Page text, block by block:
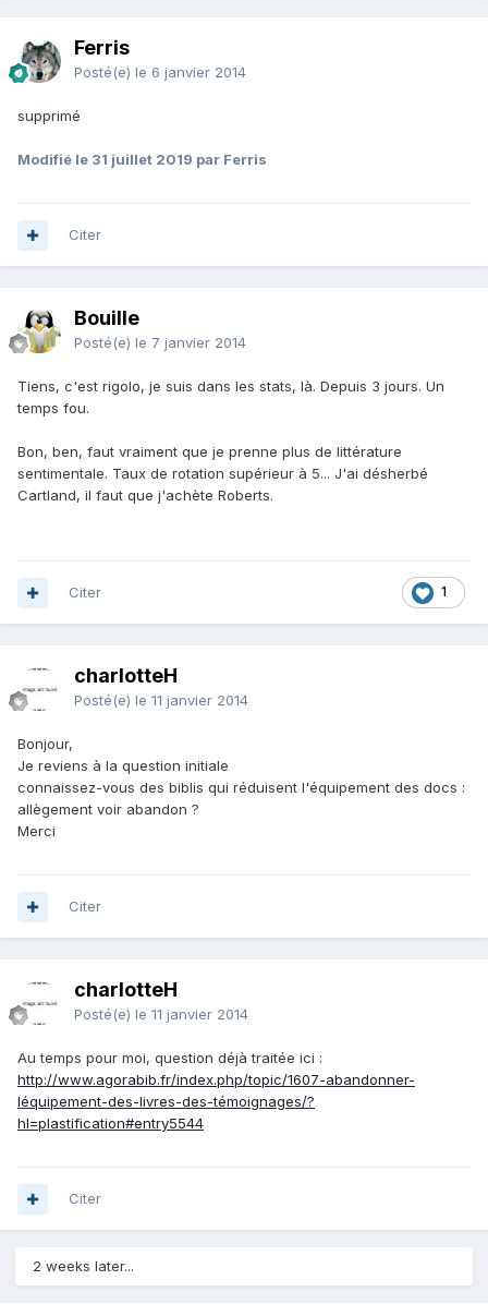
Ferris
Posté(e) le 6 janvier 2014
supprimé
Modifié le 31 juillet 2019 par Ferris
Citer
Bouille
Posté(e) le 7 janvier 2014
Tiens, c'est rigolo, je suis dans les stats, là. Depuis 3 jours. Un
temps fou.
Bon, ben, faut vraiment que je prenne plus de littérature
sentimentale. Taux de rotation supérieur à 5... J'ai désherbé
Cartland, il faut que j'achète Roberts.
1
Citer
charlotteH
Posté(e) le 11 janvier 2014
Bonjour,
Je reviens à la question initiale
connaissez-vous des biblis qui réduisent l'équipement des docs :
allègement voir abandon ?
Merci
Citer
charlotteH
Posté(e) le 11 janvier 2014
Au temps pour moi, question déjà traitée ici :
http://www.agorabib.fr/index.php/topic/1607-abandonner-
léquipement-des-livres-des-témoignages/?
hl=plastification#entry5544
Citer
2 weeks later...